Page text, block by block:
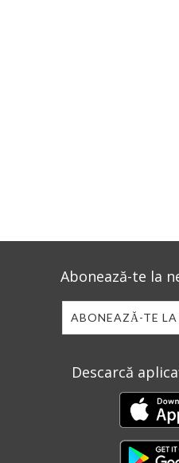
Abonează-te la
ABONEAZĂ-TE LA
Descarcă